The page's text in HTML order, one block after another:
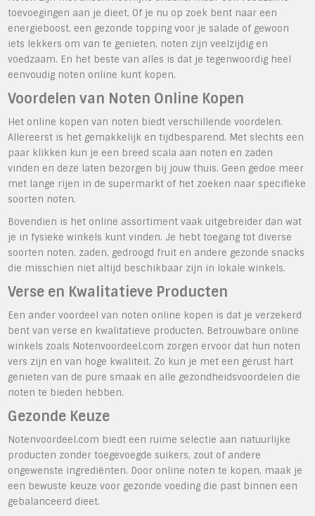
toevoegingen aan je dieet. Of je nu op zoek bent naar een
energieboost, een gezonde topping voor je salade of gewoon
iets lekkers om van te genieten, noten zijn veelzijdig en
voedzaam. En het beste van alles is dat je tegenwoordig heel
eenvoudig noten online kunt kopen.
Voordelen van Noten Online Kopen
Het online kopen van noten biedt verschillende voordelen.
Allereerst is het gemakkelijk en tijdbesparend. Met slechts een
paar klikken kun je een breed scala aan noten en zaden
vinden en deze laten bezorgen bij jouw thuis. Geen gedoe meer
met lange rijen in de supermarkt of het zoeken naar specifieke
soorten noten.
Bovendien is het online assortiment vaak uitgebreider dan wat
je in fysieke winkels kunt vinden. Je hebt toegang tot diverse
soorten noten, zaden, gedroogd fruit en andere gezonde snacks
die misschien niet altijd beschikbaar zijn in lokale winkels.
Verse en Kwalitatieve Producten
Een ander voordeel van noten online kopen is dat je verzekerd
bent van verse en kwalitatieve producten. Betrouwbare online
winkels zoals Notenvoordeel.com zorgen ervoor dat hun noten
vers zijn en van hoge kwaliteit. Zo kun je met een gerust hart
genieten van de pure smaak en alle gezondheidsvoordelen die
noten te bieden hebben.
Gezonde Keuze
Notenvoordeel.com biedt een ruime selectie aan natuurlijke
producten zonder toegevoegde suikers, zout of andere
ongewenste ingrediënten. Door online noten te kopen, maak je
een bewuste keuze voor gezonde voeding die past binnen een
gebalanceerd dieet.